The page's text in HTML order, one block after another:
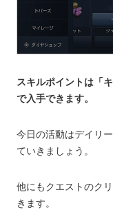
スキルポイントは「
で入手できます。
今日の活動はデイリ
ていきましょう。
他にもクエストのク
きます。